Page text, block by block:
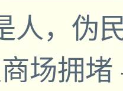
人，伪
场拥堵